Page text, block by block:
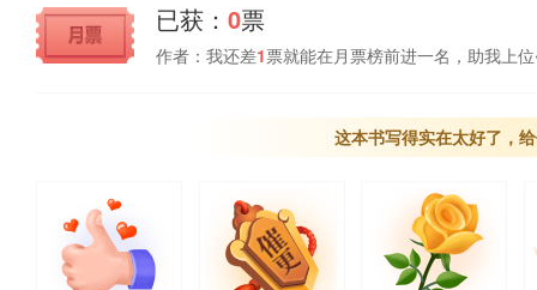
已获： 0票
作者：我还差1票就能在月票榜前进一名，助我上
这本书写得实在太好了，